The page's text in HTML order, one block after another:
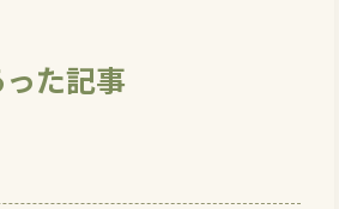
た記事